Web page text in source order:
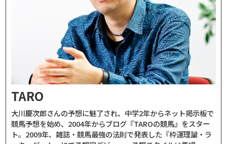
TARO
大川慶次郎さんの予想に魅了され、中学2年からネット掲示板で
競馬予想を始め、2004年からブログ『TAROの競馬』をスター
ト。2009年、雑誌・競馬最強の法則で発表した『枠運理論・ラ